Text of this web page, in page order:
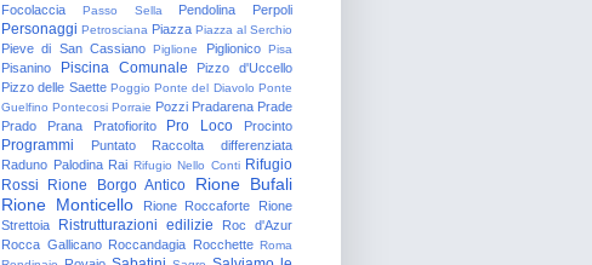
Focolaccia
Passo Sella Pendolina Perpoli
Personaggi Petrosciana Piazza Piazza al Serchio
Pieve di San Cassiano Piglione Piglionico Pisa
Pisanino Piscina Comunale
Pizzo d'Uccello
Pizzo delle Saette Poggio Ponte del Diavolo Ponte
Guelfino Pontecosi Porraie Pozzi Pradarena Prade
Prado
Prana Pratofiorito Pro Loco Procinto
Programmi Puntato
Raccolta differenziata
Raduno Palodina Rai Rifugio Nello Conti Rifugio
Rossi
Rione Borgo Antico
Rione Bufali
Rione Monticello
Rione Roccaforte
Rione
Strettoia
Ristrutturazioni edilizie
Roc d'Azur
Rocca Gallicano Roccandagia Rocchette Roma